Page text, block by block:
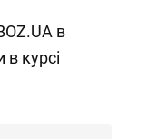
в
курсі